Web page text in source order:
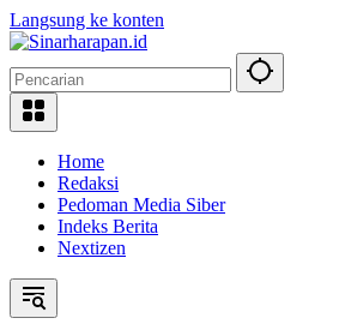
Langsung ke konten
Home
Redaksi
Pedoman Media Siber
Indeks Berita
Nextizen